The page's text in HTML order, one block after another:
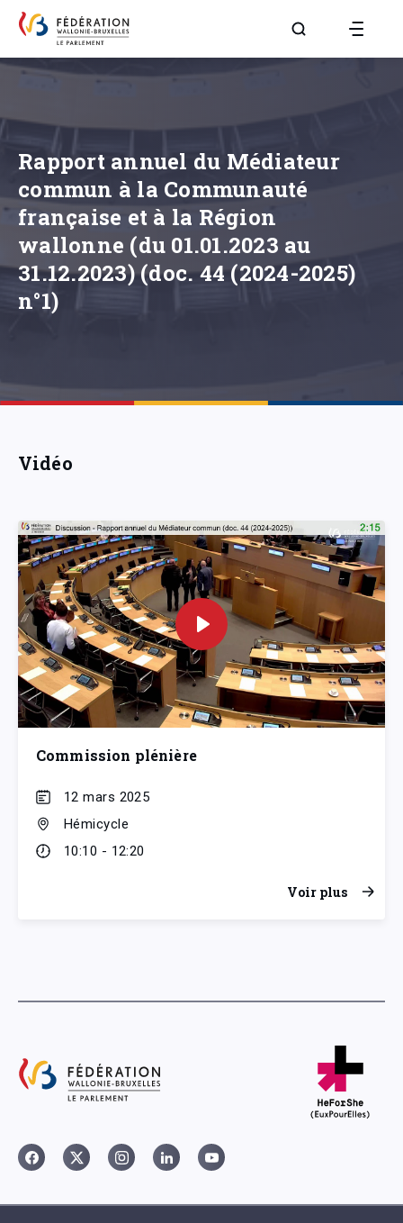
Aller à la page
Rapport annuel du Médiateur
commun à la Communauté
française et à la Région
wallonne (du 01.01.2023 au
31.12.2023) (doc. 44 (2024-2025)
n°1)
Vidéo
Commission plénière
12 mars 2025
Hémicycle
10:10 - 12:20
Voir plus